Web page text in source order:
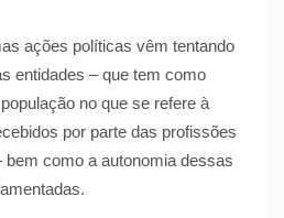
ações políticas vêm tentando
entidades – que tem como
no que se refere à
por parte das profissões
bem como a autonomia dessas